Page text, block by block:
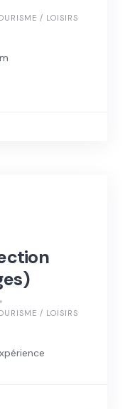
/ LOISIRS
/ LOISIRS